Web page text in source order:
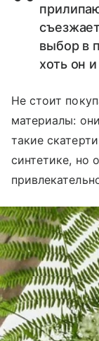
выбор в
хоть он
Не стоит
материалы:
такие
синтетике, но